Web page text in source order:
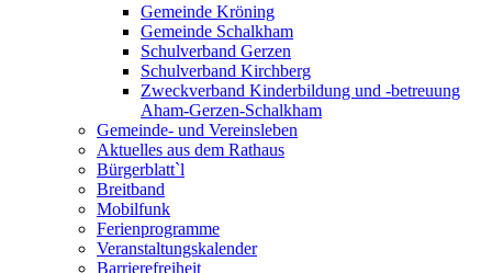
Gemeinde Kröning
Gemeinde Schalkham
Schulverband Gerzen
Schulverband Kirchberg
Zweckverband Kinderbildung und -betreuung
Aham-Gerzen-Schalkham
Gemeinde- und Vereinsleben
Aktuelles aus dem Rathaus
Bürgerblatt`l
Breitband
Mobilfunk
Ferienprogramme
Veranstaltungskalender
Barrierefreiheit